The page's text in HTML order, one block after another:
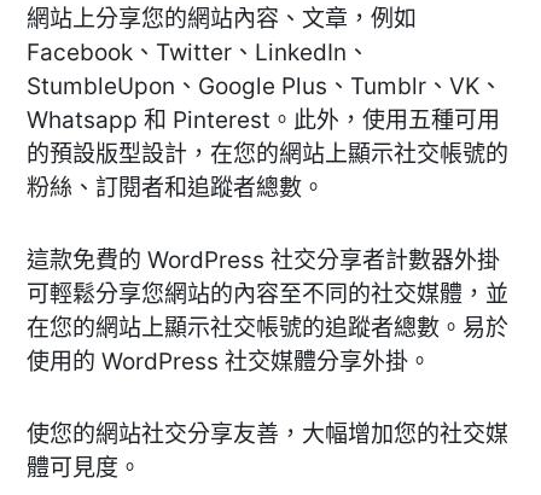
網站上分享您的網站內容、文章，例如
Facebook、Twitter、LinkedIn、
StumbleUpon、Google Plus、Tumblr、VK、
Whatsapp 和 Pinterest。此外，使用五種可用
的預設版型設計，在您的網站上顯示社交帳號的
粉絲、訂閱者和追蹤者總數。
這款免費的 WordPress 社交分享者計數器外掛
可輕鬆分享您網站的內容至不同的社交媒體，並
在您的網站上顯示社交帳號的追蹤者總數。易於
使用的 WordPress 社交媒體分享外掛。
使您的網站社交分享友善，大幅增加您的社交媒
體可見度。